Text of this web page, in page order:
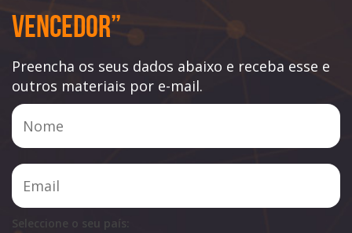
Vencedor”
Preencha os seus dados abaixo e receba esse e
outros materiais por e-mail.
Seleccione o seu país: